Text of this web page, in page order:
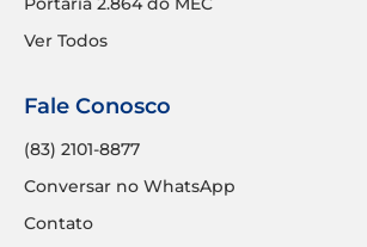
Ver Todos
Fale Conosco
(83) 2101-8877
Conversar no WhatsApp
Contato